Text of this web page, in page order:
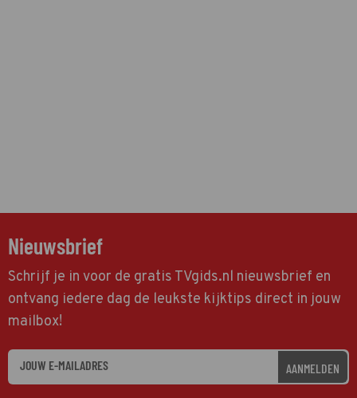
Nieuwsbrief
Schrijf je in voor de gratis TVgids.nl nieuwsbrief en
ontvang iedere dag de leukste kijktips direct in jouw
mailbox!
AANMELDEN